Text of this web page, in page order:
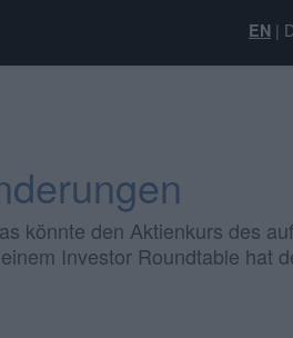
EN |
könnte den Aktienkurs des
Investor Roundtable hat